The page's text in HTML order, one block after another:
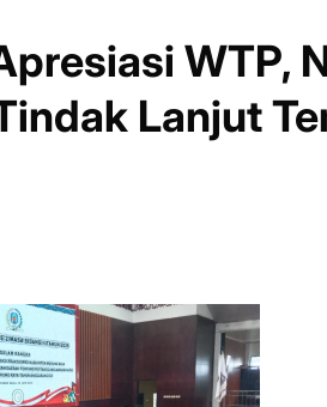
WTP,
Lanjut